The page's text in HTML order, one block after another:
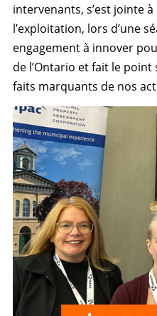
intervenants, s’est jointe
l’exploitation, lors d’une
engagement à innover
de l’Ontario et fait le
faits marquants de nos